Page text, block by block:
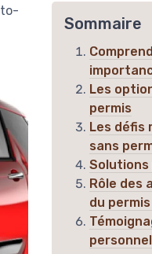
Sommaire
Les
permis
Les défis
sans
Solutions
Rôle des
du permis